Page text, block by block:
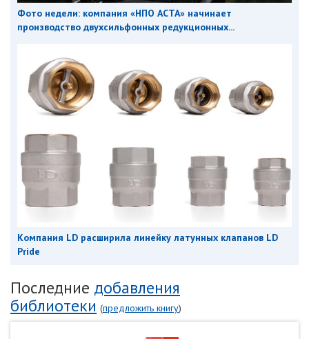
Фото недели: компания «НПО АСТА» начинает
производство двухсильфонных редукционных...
Компания LD расширила линейку латунных клапанов LD
Pride
Последние добавления
библиотеки (предложить книгу)